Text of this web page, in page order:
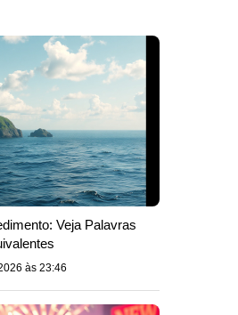
Veja Palavras
às 23:46